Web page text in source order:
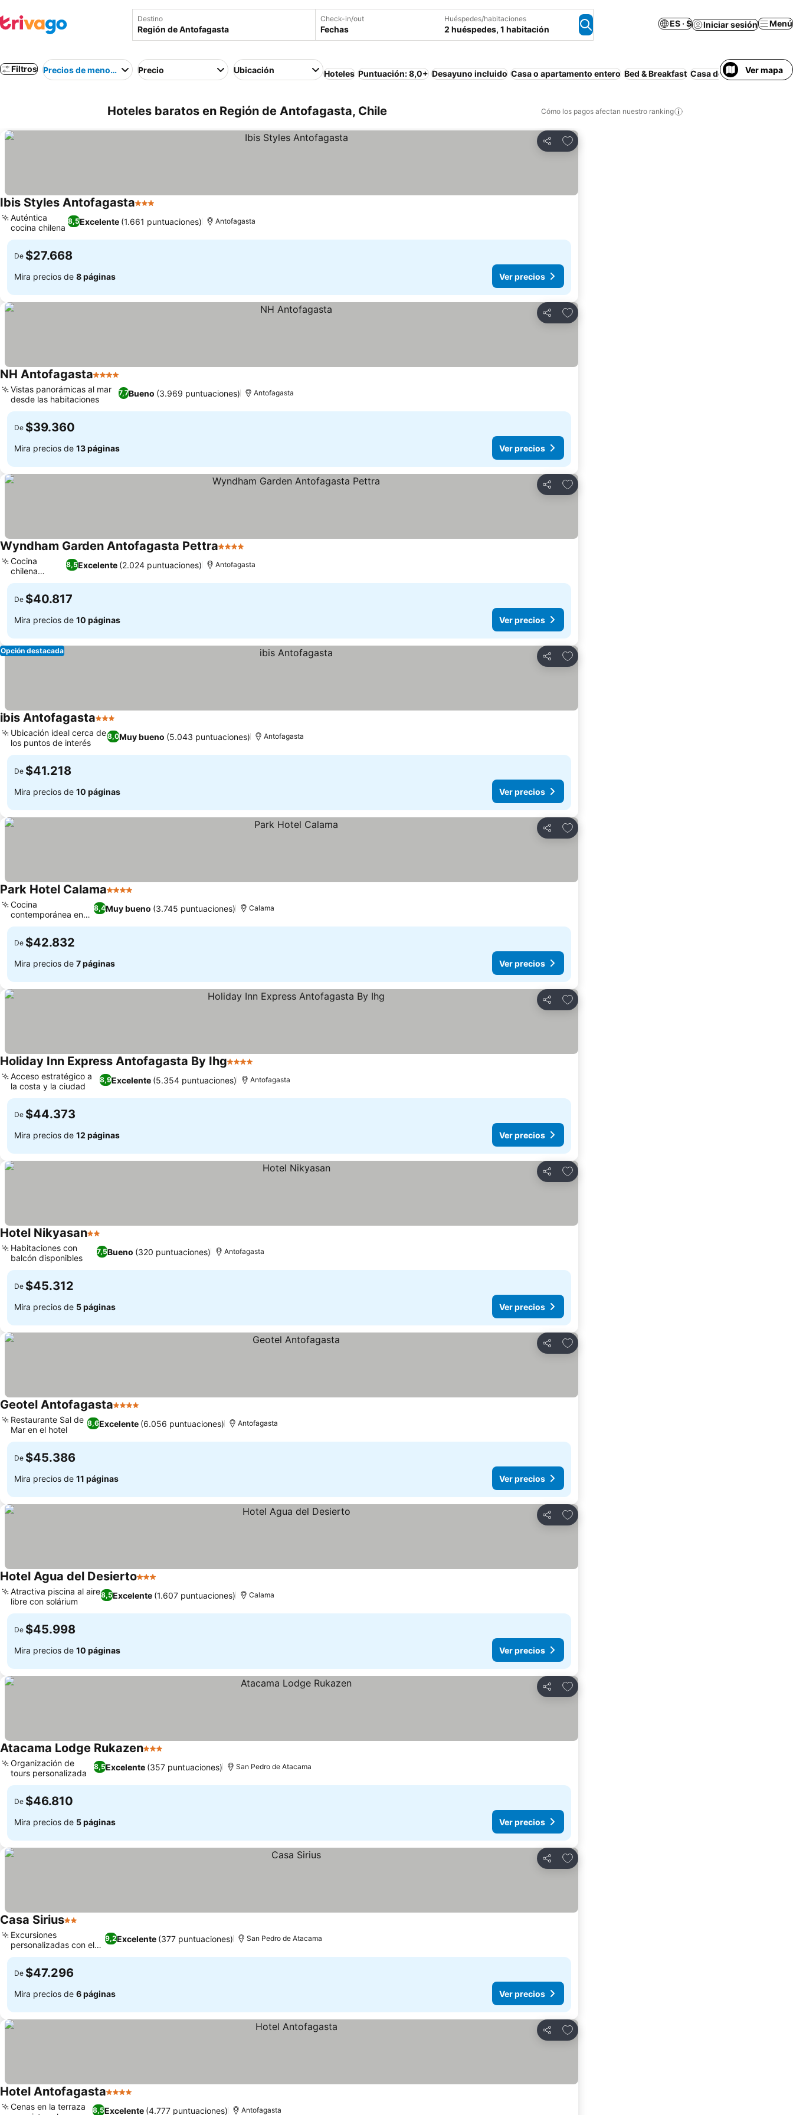
Destino Check-in/out
Fechas
Huéspedes/habitaciones
2 huéspedes, 1 habitación
ES · $ Iniciar sesión Menú
Filtros Precios de menor a mayorPrecio Ubicación Hoteles Puntuación: 8,0+ Desayuno incluido Casa o apartamento entero Bed & Breakfast Casa de huéspedes
Ver mapa
Hoteles baratos en Región de Antofagasta, Chile Cómo los pagos afectan nuestro ranking
Compartir
Agregar a favoritos
Ibis Styles Antofagasta3 Estrellas
8,5Excelente (1.661 puntuaciones)
Auténtica
cocina chilena
Antofagasta
De $27.668
Mira precios de 8 páginas Ver precios
Compartir
Agregar a favoritos
NH Antofagasta4 Estrellas
7,7Bueno (3.969 puntuaciones)
Vistas panorámicas al mar
desde las habitaciones
Antofagasta
De $39.360
Mira precios de 13 páginas Ver precios
Compartir
Agregar a favoritos
Wyndham Garden Antofagasta Pettra4 Estrellas
8,5Excelente (2.024 puntuaciones)
Cocina
chilena
gourmet
Antofagasta
De $40.817
Mira precios de 10 páginas Ver precios
Compartir
Agregar a favoritos
Opción destacada
ibis Antofagasta3 Estrellas
8,0Muy bueno (5.043 puntuaciones)
Ubicación ideal cerca de
los puntos de interés
Antofagasta
De $41.218
Mira precios de 10 páginas Ver precios
Compartir
Agregar a favoritos
Park Hotel Calama4 Estrellas
8,4Muy bueno (3.745 puntuaciones)
Cocina
contemporánea en
Las Parinas
Calama
De $42.832
Mira precios de 7 páginas Ver precios
Compartir
Agregar a favoritos
Holiday Inn Express Antofagasta By Ihg4 Estrellas
8,9Excelente (5.354 puntuaciones)
Acceso estratégico a
la costa y la ciudad
Antofagasta
De $44.373
Mira precios de 12 páginas Ver precios
Compartir
Agregar a favoritos
Hotel Nikyasan2 Estrellas
7,5Bueno (320 puntuaciones)
Habitaciones con
balcón disponibles
Antofagasta
De $45.312
Mira precios de 5 páginas Ver precios
Compartir
Agregar a favoritos
Geotel Antofagasta4 Estrellas
8,6Excelente (6.056 puntuaciones)
Restaurante Sal de
Mar en el hotel
Antofagasta
De $45.386
Mira precios de 11 páginas Ver precios
Compartir
Agregar a favoritos
Hotel Agua del Desierto3 Estrellas
8,5Excelente (1.607 puntuaciones)
Atractiva piscina al aire
libre con solárium
Calama
De $45.998
Mira precios de 10 páginas Ver precios
Compartir
Agregar a favoritos
Atacama Lodge Rukazen3 Estrellas
8,5Excelente (357 puntuaciones)
Organización de
tours personalizada
San Pedro de Atacama
De $46.810
Mira precios de 5 páginas Ver precios
Compartir
Agregar a favoritos
Casa Sirius2 Estrellas
9,2Excelente (377 puntuaciones)
Excursiones
personalizadas con el
anfitrión
San Pedro de Atacama
De $47.296
Mira precios de 6 páginas Ver precios
Compartir
Agregar a favoritos
Hotel Antofagasta4 Estrellas
8,5Excelente (4.777 puntuaciones)
Cenas en la terraza
Antofagasta